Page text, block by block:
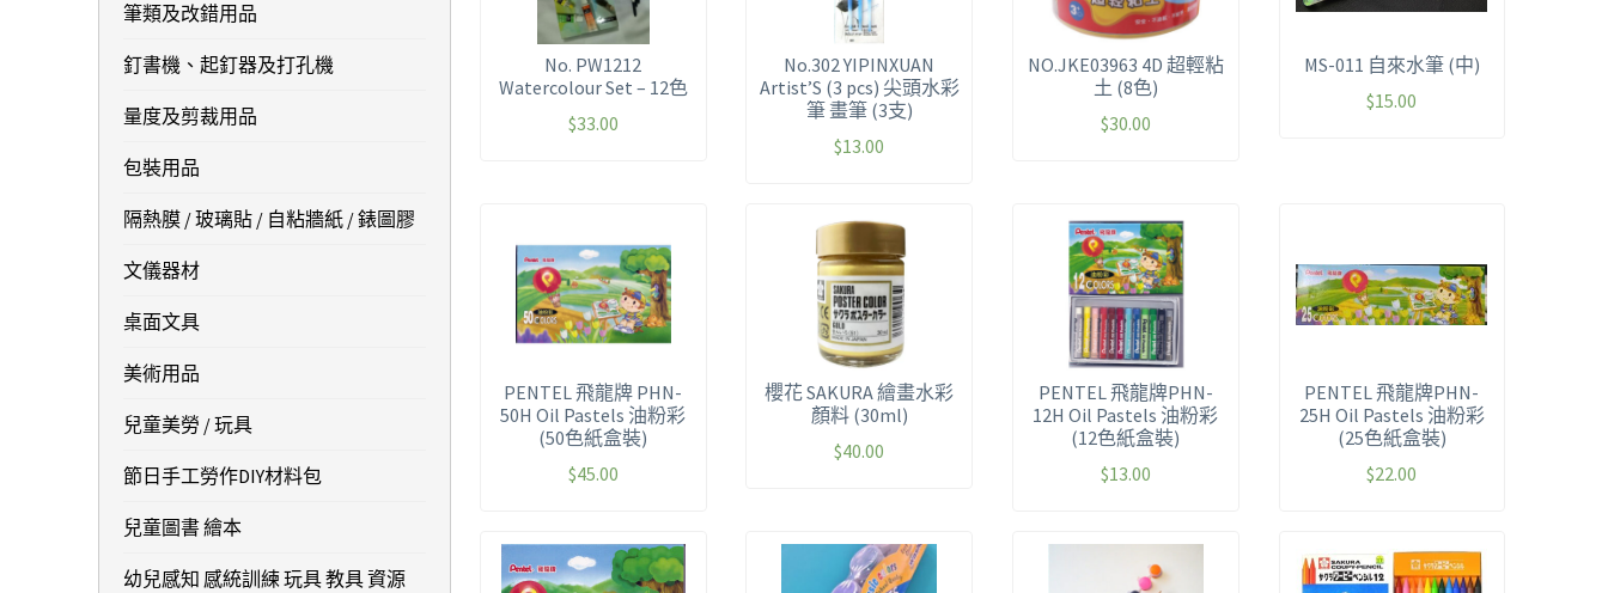
No. PW1212
Watercolour Set – 12色
$33.00
No.302 YIPINXUAN
Artist’S (3 pcs) 尖頭水彩
筆 畫筆 (3支)
$13.00
NO.JKE03963 4D 超輕粘
土 (8色)
$30.00
MS-011 自來水筆 (中)
$15.00
PENTEL 飛龍牌 PHN-
50H Oil Pastels 油粉彩
(50色紙盒裝)
$45.00
櫻花 SAKURA 繪畫水彩
顏料 (30ml)
$40.00
PENTEL 飛龍牌PHN-
12H Oil Pastels 油粉彩
(12色紙盒裝)
$13.00
PENTEL 飛龍牌PHN-
25H Oil Pastels 油粉彩
(25色紙盒裝)
$22.00
筆類及改錯用品
釘書機、起釘器及打孔機
量度及剪裁用品
包裝用品
隔熱膜 / 玻璃貼 / 自粘牆紙 / 錶圖膠
文儀器材
桌面文具
美術用品
兒童美勞 / 玩具
節日手工勞作DIY材料包
兒童圖書 繪本
幼兒感知 感統訓練 玩具 教具 資源